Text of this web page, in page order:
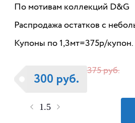
По мотивам коллекций D&G
Распродажа остатков с
Купоны по 1,3мт=375р/купон.
375 руб.
300 руб.